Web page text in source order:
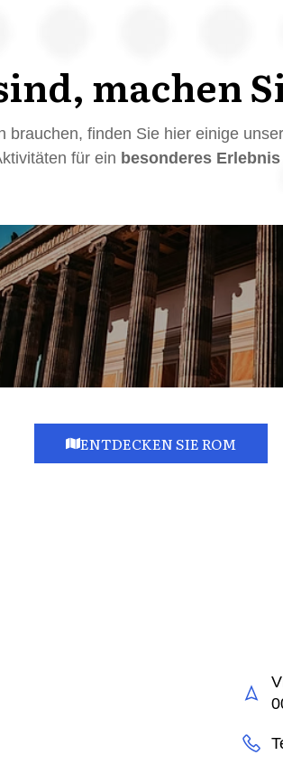
machen
brauchen, finden Sie hier einige
für ein besonderes
ENTDECKEN SIE ROM